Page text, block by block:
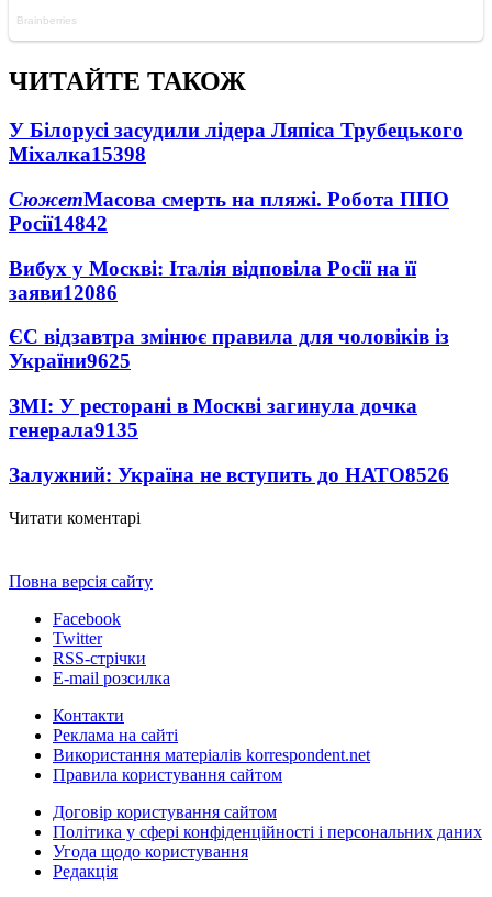
ЧИТАЙТЕ ТАКОЖ
У Білорусі засудили лідера Ляпіса Трубецького
Міхалка15398
СюжетМасова смерть на пляжі. Робота ППО
Росії14842
Вибух у Москві: Італія відповіла Росії на її
заяви12086
ЄС відзавтра змінює правила для чоловіків із
України9625
ЗМІ: У ресторані в Москві загинула дочка
генерала9135
Залужний: Україна не вступить до НАТО8526
Читати коментарі
Повна версія сайту
Facebook
Twitter
RSS-стрічки
E-mail розсилка
Контакти
Реклама на сайті
Використання матеріалів korrespondent.net
Правила користування сайтом
Договір користування сайтом
Політика у сфері конфіденційності і персональних даних
Угода щодо користування
Редакція